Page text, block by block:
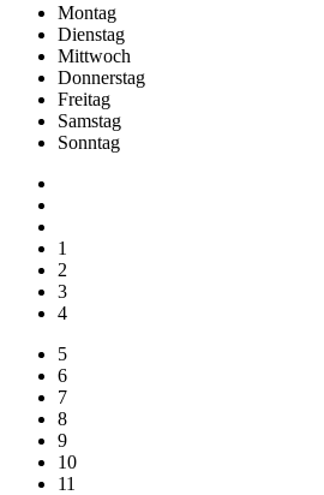
Montag
Dienstag
Mittwoch
Donnerstag
Freitag
Samstag
Sonntag
1
2
3
4
5
6
7
8
9
10
11